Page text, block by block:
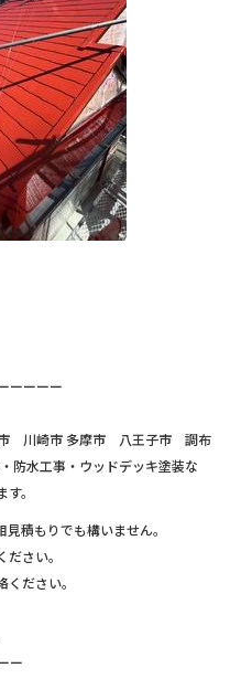
ーーーー
市 川崎市 多摩市 八王子市 調布
防水工事・ウッドデッキ塗装な
。
積もりでも構いません。
さい。
ださい。
ー